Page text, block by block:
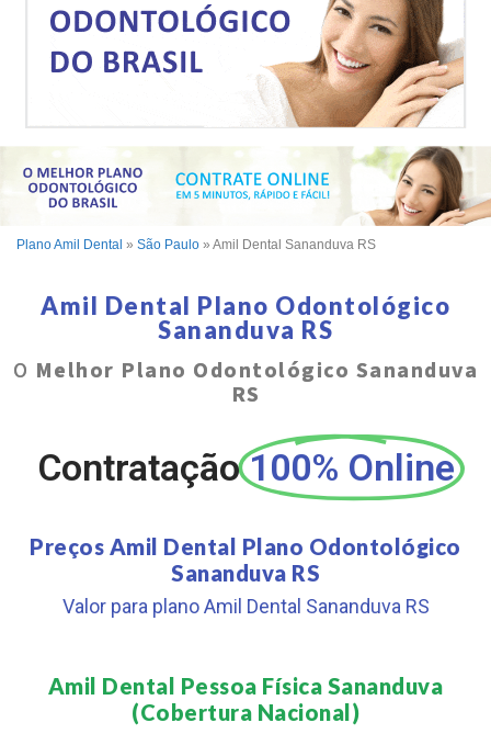
Plano Amil Dental » São Paulo » Amil Dental Sananduva RS
Amil Dental Plano Odontológico
Sananduva RS
O Melhor Plano Odontológico Sananduva
RS
Contratação 100% Online
Preços Amil Dental Plano Odontológico
Sananduva RS
Valor para plano Amil Dental Sananduva RS
Amil Dental Pessoa Física Sananduva
(Cobertura Nacional)​